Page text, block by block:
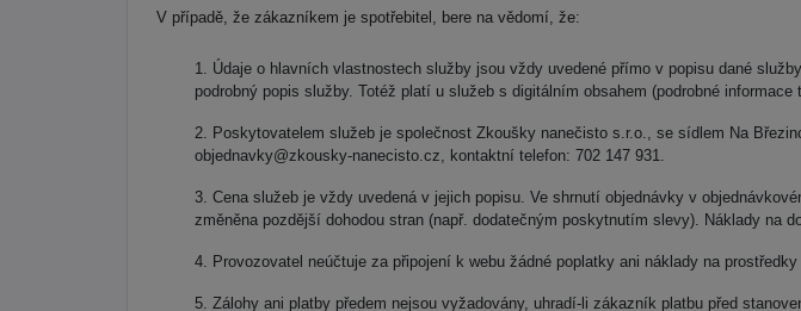
V případě, že zákazníkem je spotřebitel, bere na vědomí, že:
Údaje o hlavních vlastnostech služby jsou vždy uvedené přímo v popisu dané
podrobný popis služby. Totéž platí u služeb s digitálním obsahem (podrobné
Poskytovatelem služeb je společnost Zkoušky nanečisto s.r.o., se sídlem Na
objednavky@zkousky-nanecisto.cz, kontaktní telefon: 702 147 931.
Cena služeb je vždy uvedená v jejich popisu. Ve shrnutí objednávky v
změněna pozdější dohodou stran (např. dodatečným poskytnutím slevy). Náklady na
Provozovatel neúčtuje za připojení k webu žádné poplatky ani náklady na prostředky
Zálohy ani platby předem nejsou vyžadovány, uhradí-li zákazník platbu před